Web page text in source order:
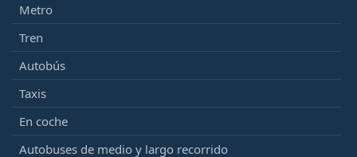
Metro
Tren
Autobús
Taxis
En coche
Autobuses de medio y largo recorrido